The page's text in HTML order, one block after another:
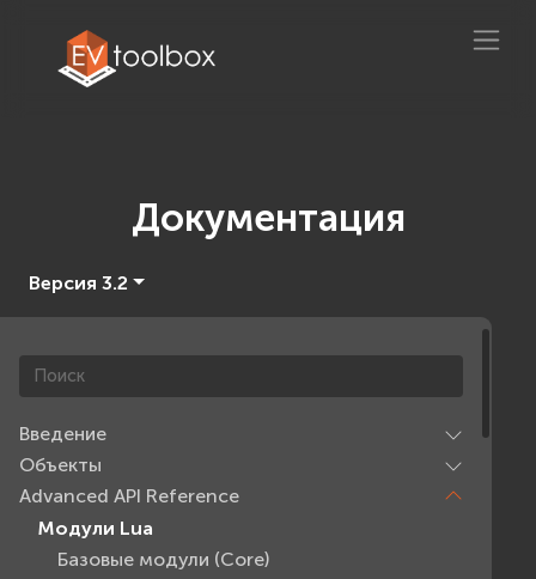
Документация
Версия 3.2
Введение
Объекты
Advanced API Reference
Модули Lua
Базовые модули (Core)